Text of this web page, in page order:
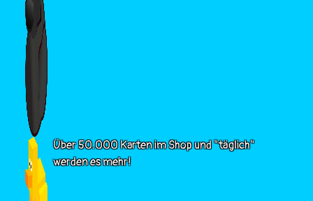
Über 50.000 Karten im Shop und "täglich"
werden es mehr!